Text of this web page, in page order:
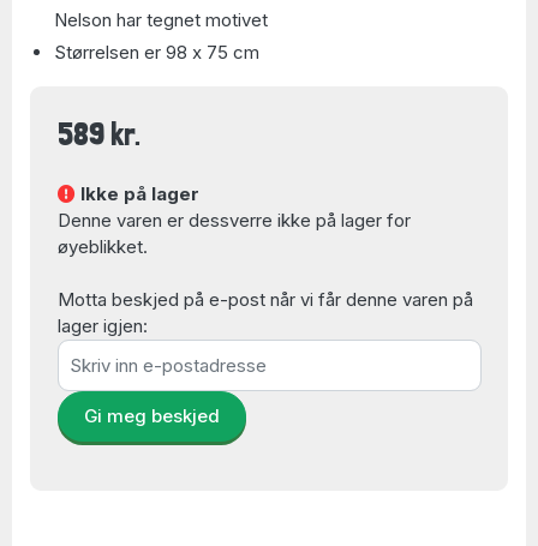
Nelson har tegnet motivet
Størrelsen er 98 x 75 cm
589 kr.
Ikke på lager
Denne varen er dessverre ikke på lager for
øyeblikket.
Motta beskjed på e-post når vi får denne varen på
lager igjen:
Gi meg beskjed